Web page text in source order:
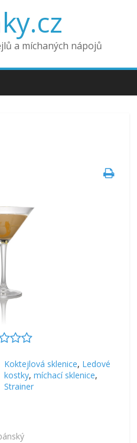
a míchaných nápojů
Koktejlová sklenice, Ledové
kostky,míchací sklenice,
Strainer